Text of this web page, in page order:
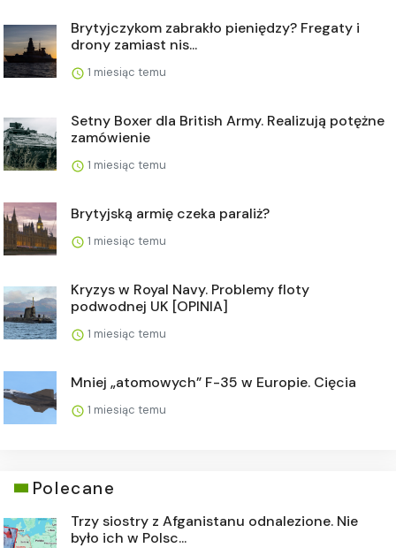
Brytyjczykom zabrakło pieniędzy? Fregaty i
drony zamiast nis...
1 miesiąc temu
Setny Boxer dla British Army. Realizują potężne
zamówienie
1 miesiąc temu
Brytyjską armię czeka paraliż?
1 miesiąc temu
Kryzys w Royal Navy. Problemy floty
podwodnej UK [OPINIA]
1 miesiąc temu
Mniej „atomowych” F-35 w Europie. Cięcia
1 miesiąc temu
Polecane
Trzy siostry z Afganistanu odnalezione. Nie
było ich w Polsc...